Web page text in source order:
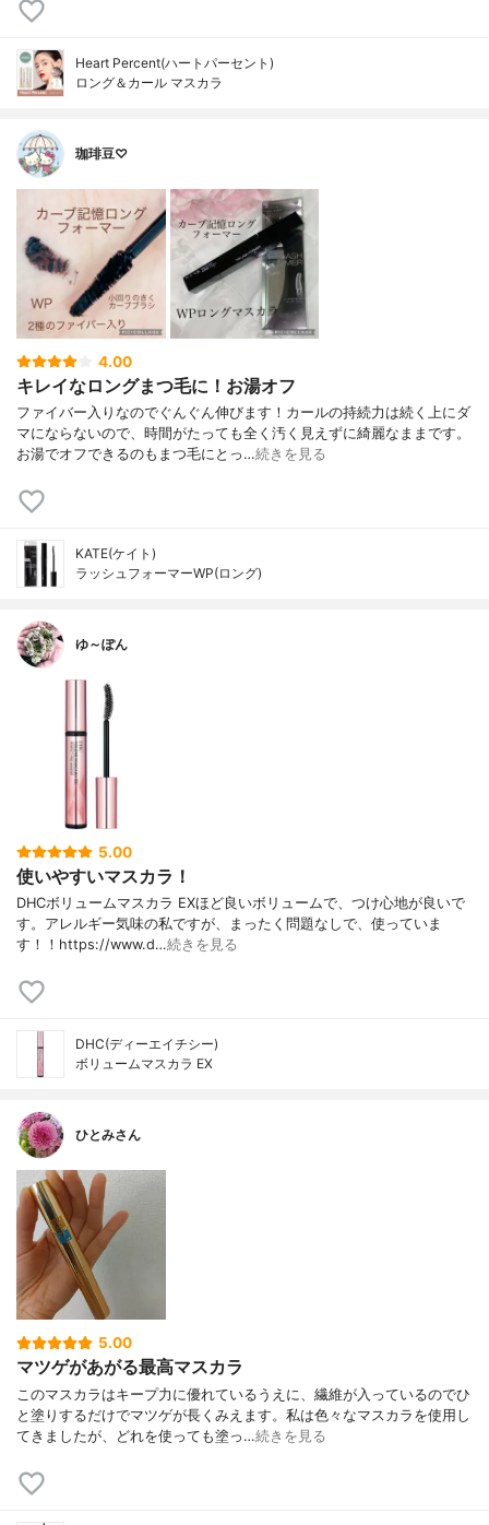
Heart Percent(ハートパーセント)
ロング＆カール マスカラ
珈琲豆♡
4.00
キレイなロングまつ毛に！お湯オフ
ファイバー入りなのでぐんぐん伸びます！カールの持続力は続く上にダ
マにならないので、時間がたっても全く汚く見えずに綺麗なままです。
お湯でオフできるのもまつ毛にとっ…続きを見る
KATE(ケイト)
ラッシュフォーマーWP(ロング)
ゆ～ぽん
5.00
使いやすいマスカラ！
DHCボリュームマスカラ EXほど良いボリュームで、つけ心地が良いで
す。アレルギー気味の私ですが、まったく問題なしで、使っていま
す！！https://www.d…続きを見る
DHC(ディーエイチシー)
ボリュームマスカラ EX
ひとみさん
5.00
マツゲがあがる最高マスカラ
このマスカラはキープ力に優れているうえに、繊維が入っているのでひ
と塗りするだけでマツゲが長くみえます。私は色々なマスカラを使用し
てきましたが、どれを使っても塗っ…続きを見る